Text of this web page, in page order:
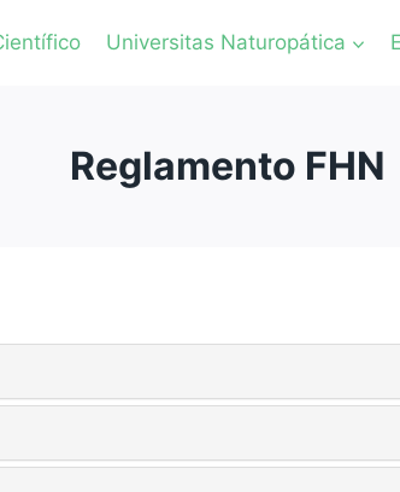
Universitas Naturopática
Reglamento FHN